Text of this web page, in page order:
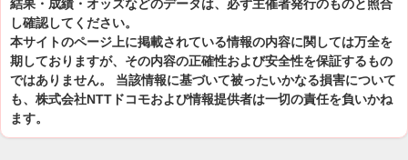
結果・成績・オッズなどのデータは、必ず主催者発行のものと照合
し確認してください。
本サイトのページ上に掲載されている情報の内容に関しては万全を
期しておりますが、その内容の正確性および安全性を保証するもの
ではありません。 当該情報に基づいて被ったいかなる損害について
も、株式会社NTTドコモおよび情報提供者は一切の責任を負いかね
ます。